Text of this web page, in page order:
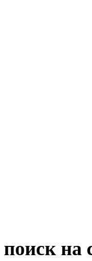
поиск на